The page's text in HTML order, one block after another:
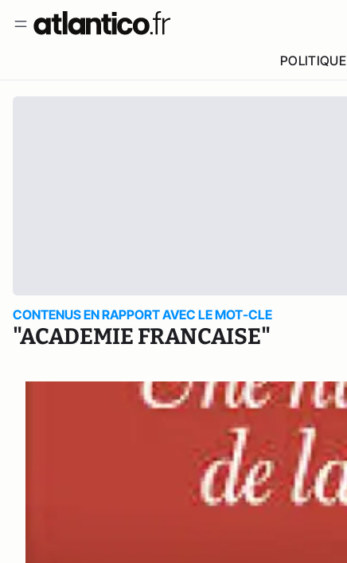
POLITIQUE
CONTENUS EN RAPPORT AVEC LE MOT-CLE
"ACADEMIE FRANCAISE"